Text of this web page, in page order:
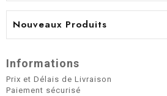
Nouveaux Produits
Informations
Prix et Délais de Livraison
Paiement sécurisé